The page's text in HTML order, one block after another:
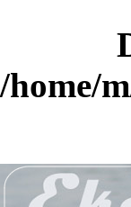
/home/